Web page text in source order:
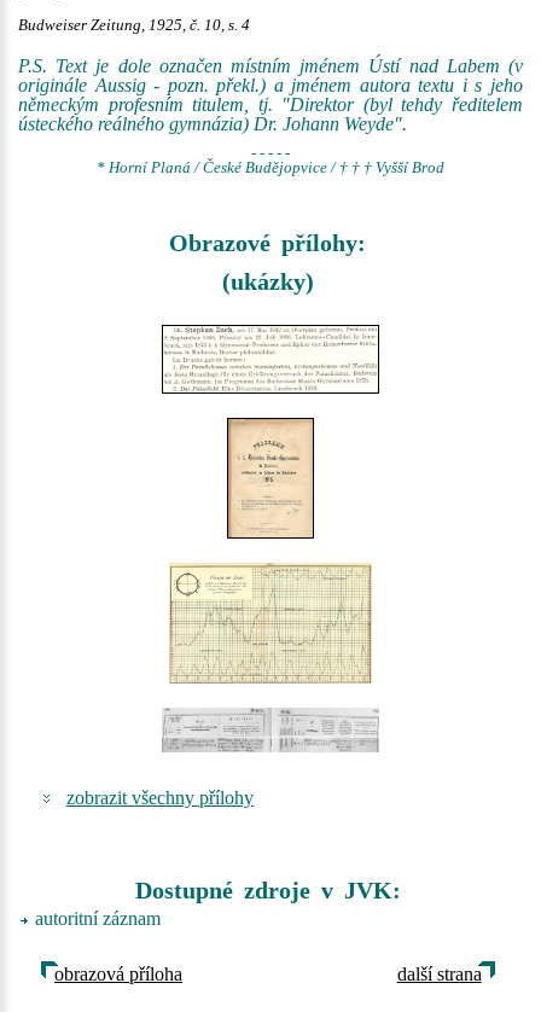
Budweiser Zeitung, 1925, č. 10, s. 4
P.S. Text je dole označen místním jménem Ústí nad Labem (v
originále Aussig - pozn. překl.) a jménem autora textu i s jeho
německým profesním titulem, tj. "Direktor (byl tehdy ředitelem
ústeckého reálného gymnázia) Dr. Johann Weyde".
- - - - -
* Horní Planá / České Budějopvice / † † † Vyšší Brod
Obrazové přílohy:
(ukázky)
zobrazit všechny přílohy
Dostupné zdroje v JVK:
autoritní záznam
obrazová příloha další strana